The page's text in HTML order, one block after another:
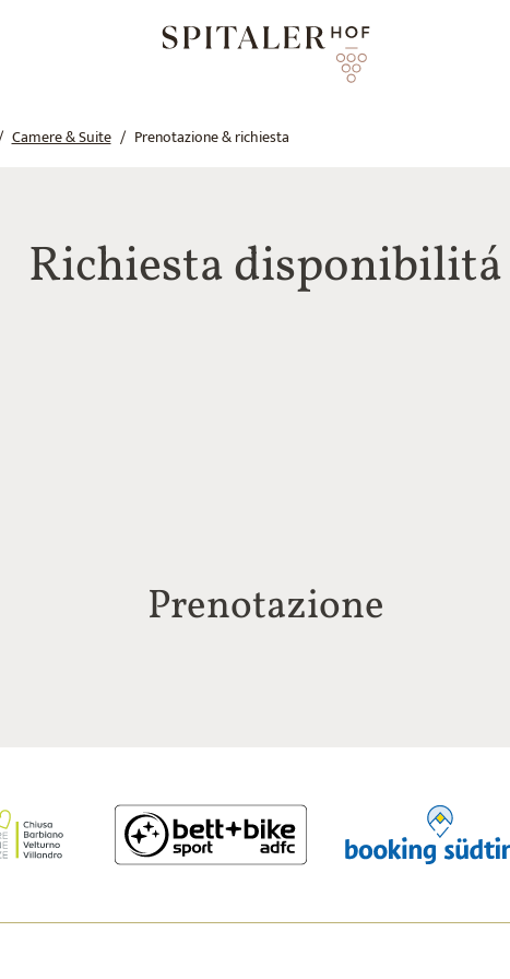
Camere & Suite Prenotazione & richiesta
Richiesta disponibilitá
Prenotazione